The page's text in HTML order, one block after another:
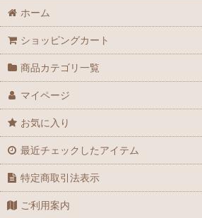
ホーム
ショッピングカート
商品カテゴリ一覧
マイページ
お気に入り
最近チェックしたアイテム
特定商取引法表示
ご利用案内